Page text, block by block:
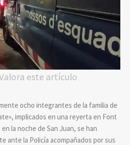
este artículo
ocho integrantes de la familia de
implicados en una reyerta en Font
la noche de San Juan, se han
ante la Policía acompañados por sus